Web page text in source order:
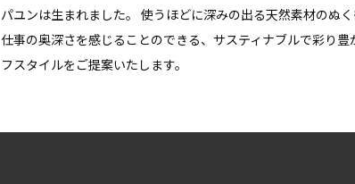
パユンは生まれました。 使うほどに深みの出る天然素材のぬ
仕事の奥深さを感じることのできる、サスティナブルで彩り豊
フスタイルをご提案いたします。